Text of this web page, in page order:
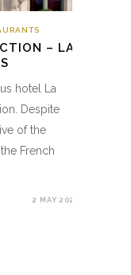
– LA
hotel La
Despite
of the
French
2 MAY 2020